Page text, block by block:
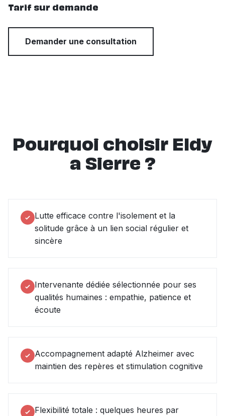
Tarif sur demande
Demander une consultation
Pourquoi choisir Eldy
a Sierre ?
Lutte efficace contre l'isolement et la
solitude grâce à un lien social régulier et
sincère
Intervenante dédiée sélectionnée pour ses
qualités humaines : empathie, patience et
écoute
Accompagnement adapté Alzheimer avec
maintien des repères et stimulation cognitive
Flexibilité totale : quelques heures par